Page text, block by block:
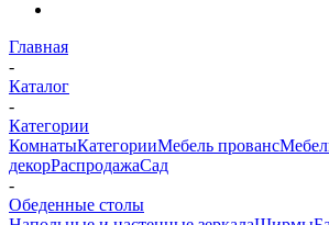
Главная
-
Каталог
-
Категории
КомнатыКатегорииМебель прованс
декорРаспродажаСад
-
Обеденные столы